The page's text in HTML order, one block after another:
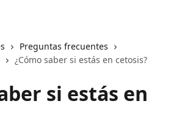
Preguntas frecuentes
¿Cómo saber si estás en cetosis?
si estás en